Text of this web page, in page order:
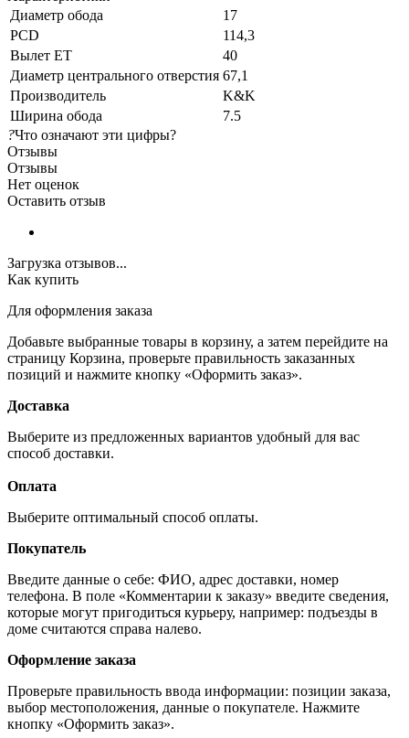
Диаметр обода
17
PCD
114,3
Вылет ET
40
Диаметр центрального отверстия 67,1
Производитель
K&K
Ширина обода
7.5
?Что означают эти цифры?
Отзывы
Отзывы
Нет оценок
Оставить отзыв
Загрузка отзывов...
Как купить
Для оформления заказа
Добавьте выбранные товары в корзину, а затем перейдите на
страницу Корзина, проверьте правильность заказанных
позиций и нажмите кнопку «Оформить заказ».
Доставка
Выберите из предложенных вариантов удобный для вас
способ доставки.
Оплата
Выберите оптимальный способ оплаты.
Покупатель
Введите данные о себе: ФИО, адрес доставки, номер
телефона. В поле «Комментарии к заказу» введите сведения,
которые могут пригодиться курьеру, например: подъезды в
доме считаются справа налево.
Оформление заказа
Проверьте правильность ввода информации: позиции заказа,
выбор местоположения, данные о покупателе. Нажмите
кнопку «Оформить заказ».